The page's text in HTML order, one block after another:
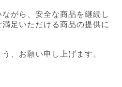
がら、安全な商品を継続し
足いただける商品の提供に
、お願い申し上げます。